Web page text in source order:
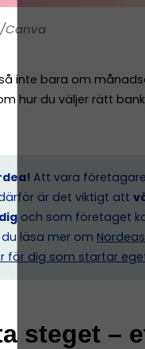
Canva
inte bara om
hur du väljer rätt
Att vara
är det viktigt att
och som företaget
läsa mer om
för dig som startar
steget –